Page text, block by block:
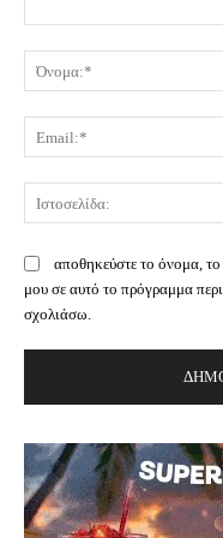
αποθηκεύστε το όνομα, το
μου σε αυτό το πρόγραμμα
σχολιάσω.